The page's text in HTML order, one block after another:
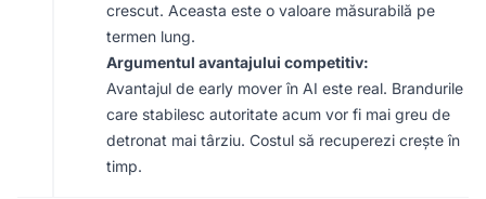
crescut. Aceasta este o valoare măsurabilă pe
termen lung.
Argumentul avantajului competitiv:
Avantajul de early mover în AI este real. Brandurile
care stabilesc autoritate acum vor fi mai greu de
detronat mai târziu. Costul să recuperezi crește în
timp.